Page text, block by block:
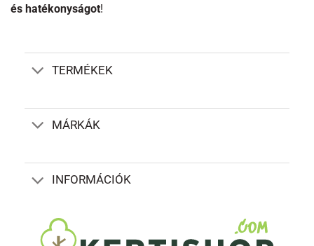
és hatékonyságot!
TERMÉKEK
MÁRKÁK
INFORMÁCIÓK